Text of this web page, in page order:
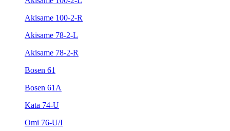
Akisame 100-2-R
Akisame 78-2-L
Akisame 78-2-R
Bosen 61
Bosen 61A
Kata 74-U
Omi 76-U/I